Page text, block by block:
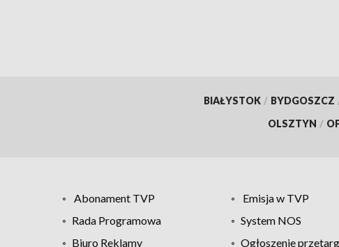
BIAŁYSTOK / BYDGOSZCZ
OLSZTYN /
Abonament TVP Emisja w TVP
Rada Programowa
System NOS
Biuro Reklamy
Ogłoszenie